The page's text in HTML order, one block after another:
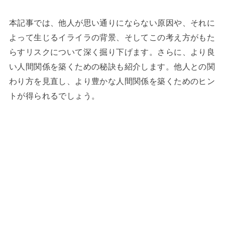
本記事では、他人が思い通りにならない原因や、それに
よって生じるイライラの背景、そしてこの考え方がもた
らすリスクについて深く掘り下げます。さらに、より良
い人間関係を築くための秘訣も紹介します。他人との関
わり方を見直し、より豊かな人間関係を築くためのヒン
トが得られるでしょう。